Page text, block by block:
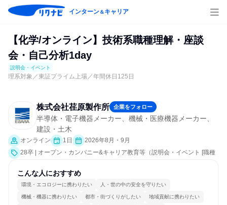
インターン＆キャリア
【化学/オンライン】技術系職種理解・座談
会・自己分析1day
説明会・イベント
理系対象／東証プライム上場／年間休日125日
株式会社荏原製作所 企業をフォロー
半導体・電子機器メーカー、機械・医療機器メーカー、
建設・土木
オンライン 1日
2026年8月・9月
28卒 | オープン・カンパニー&キャリア教育等（説明会・イベント [職種
こんな人におすすめ
環境・エコロジーに携わりたい 人・世の中の安全を守りたい
機械・機器に携わりたい 都市・街づくりがしたい 地域貢献に携わりたい